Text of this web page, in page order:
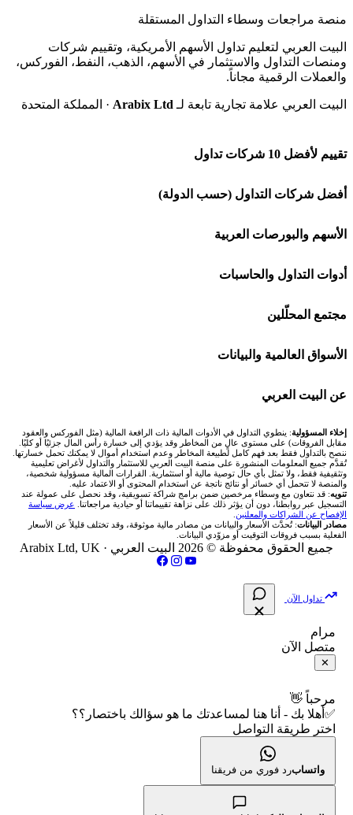
منصة مراجعات وسطاء التداول المستقلة
البيت العربي لتعليم تداول الأسهم الأمريكية، وتقييم شركات
ومنصات التداول والاستثمار في الأسهم، الذهب، النفط، الفوركس،
والعملات الرقمية مجاناً.
البيت العربي علامة تجارية تابعة لـ Arabix Ltd · المملكة المتحدة
تقييم لأفضل 10 شركات تداول
شركة Capital.com
افاتريد AvaTrade
اكسنس Exness
منصة بينانس
اكس تي بي XTB
انتراكتيف بروكرز IBKR
أفضل شركات التداول (حسب الدولة)
شركات تداول في السعودية
شركات تداول في الإمارات
شركات تداول في الكويت
شركات تداول في قطر
شركات تداول في الأردن
شركات تداول في العراق
شركات تداول في فلسطين
الأسهم والبورصات العربية
🌍 كل البورصات العربية
🇸🇦 السوق السعودية
🇦🇪 أسواق الإمارات
🇪🇬 البورصة المصرية
🇶🇦 بورصة قطر
🇯🇴 بورصة عمّان
🇧🇭 بورصة البحرين
فلتر الأسهم الشرعي
📋 جميع الأسهم
🕌 الأسهم الحلال
👨‍🏫 العلماء والهيئات الشرعية
أدوات التداول والحاسبات
🕌 حاسبة الزكاة
💱 محول العملات
🧮 حاسبة حجم اللوت
📊 حاسبة قيمة النقطة
💰 حاسبة ربح الفوركس
📌 حاسبة النقاط المحورية
📏 حاسبة حجم المركز
📈 حاسبة عائد التداول
📊 حاسبة الربح التراكمي
🧮 حاسبة متوسط سعر السهم
📅 التقويم الاقتصادي
🕐 أوقات عمل السوق
مجتمع المحلّلين
🧱 حائط المجتمع
🏆 لوحة المحلّلين
✍️ اكتب تحليلك
الأسواق العالمية والبيانات
🌐 المؤشرات العالمية
🥇 سعر الذهب اليوم
🥇 أسعار الذهب والمعادن
💱 أسعار العملات والفوركس
💵 سعر الريال السعودي في مصر
📅 المؤشرات الاقتصادية
عن البيت العربي
من نحن
تواصل معنا
فريق المؤلفين
مقالات تعليمية
سياسة تقييم الشركات
الإبلاغ عن شركة نصابة
شروط الاستخدام
سياسة الخصوصية
إخلاء المسؤولية: ينطوي التداول في الأدوات المالية ذات الرافعة المالية (مثل الفوركس والعقود
مقابل الفروقات) على مستوى عالٍ من المخاطر وقد يؤدي إلى خسارة رأس المال جزئيًا أو كليًا.
ننصح بالتداول فقط بعد فهم كامل لطبيعة المخاطر وعدم استخدام أموال لا يمكنك تحمل خسارتها.
تُقدَّم جميع المعلومات المنشورة على منصة البيت العربي للاستثمار والتداول لأغراض تعليمية
وتثقيفية فقط، ولا تمثل بأي حال توصية مالية أو استثمارية. القرارات المالية مسؤولية شخصية،
والمنصة لا تتحمل أي خسائر أو نتائج ناتجة عن استخدام المحتوى أو الاعتماد عليه.
تنويه: قد نتعاون مع وسطاء مرخصين ضمن برامج شراكة تسويقية، وقد نحصل على عمولة عند
التسجيل عبر روابطنا، دون أن يؤثر ذلك على نزاهة تقييماتنا أو حيادية مراجعاتنا. عرض سياسة
الإفصاح عن الشراكات والمعلنين
مصادر البيانات: تُحدَّث الأسعار والبيانات من مصادر مالية موثوقة، وقد تختلف قليلاً عن الأسعار
الفعلية بسبب فروقات التوقيت أو مزوّدي البيانات.
جميع الحقوق محفوظة © 2026 البيت العربي · Arabix Ltd, UK
تداول الآن
مرام
متصل الآن
✕
مرحباً 👋
✅أهلا بك - أنا هنا لمساعدتك ما هو سؤالك باختصار؟؟
اختر طريقة التواصل
واتسابرد فوري من فريقنا